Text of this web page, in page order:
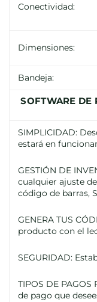
Conectividad:
Dimensiones:
Bandeja:
SOFTWARE DE
SIMPLICIDAD:
estará en
GESTIÓN DE
cualquier ajuste
código de barras,
GENERA TUS
producto con el
SEGURIDAD:
TIPOS DE
de pago que